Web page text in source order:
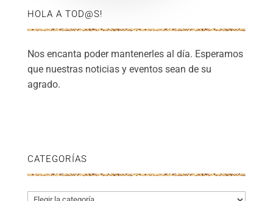
HOLA A TOD@S!
Nos encanta poder mantenerles al día. Esperamos
que nuestras noticias y eventos sean de su
agrado.
CATEGORÍAS
Categorías